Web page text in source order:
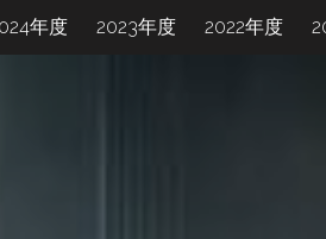
年度 2023年度 2022年度